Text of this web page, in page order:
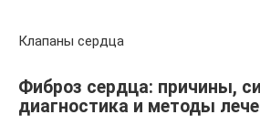
Клапаны сердца
Фиброз сердца: причины,
диагностика и методы